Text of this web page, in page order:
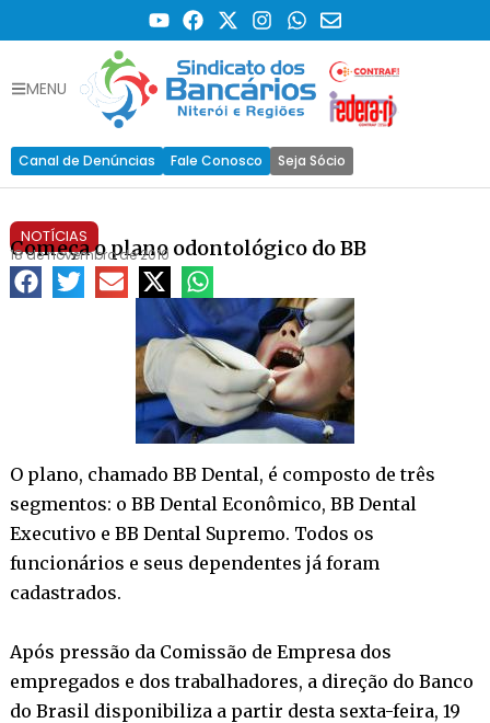
MENU
Canal de Denúncias Fale Conosco Seja Sócio
NOTÍCIAS
Começa o plano odontológico do BB
18 de novembro de 2010
O plano, chamado BB Dental, é composto de três
segmentos: o BB Dental Econômico, BB Dental
Executivo e BB Dental Supremo. Todos os
funcionários e seus dependentes já foram
cadastrados.
Após pressão da Comissão de Empresa dos
empregados e dos trabalhadores, a direção do Banco
do Brasil disponibiliza a partir desta sexta-feira, 19